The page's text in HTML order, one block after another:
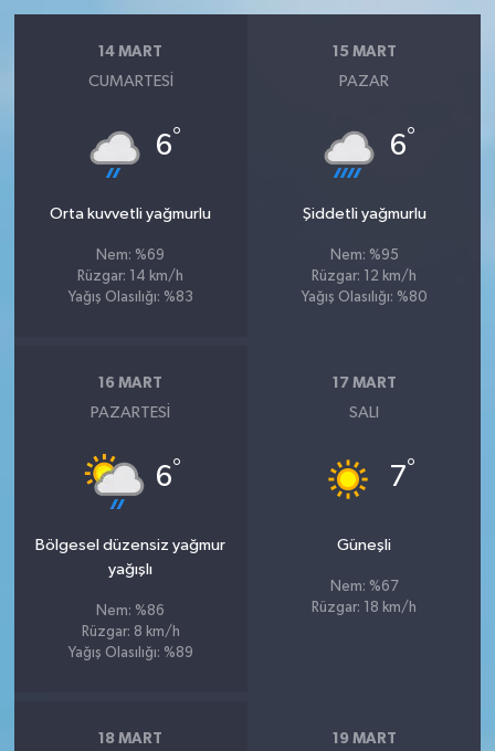
14 MART
CUMARTESI
6°
Orta kuvvetli yağmurlu
Nem: %69
Rüzgar: 14 km/h
Yağış Olasılığı: %83
15 MART
PAZAR
6°
Şiddetli yağmurlu
Nem: %95
Rüzgar: 12 km/h
Yağış Olasılığı: %80
16 MART
PAZARTESI
6°
Bölgesel düzensiz yağmur
yağışlı
Nem: %86
Rüzgar: 8 km/h
Yağış Olasılığı: %89
17 MART
SALI
7°
Güneşli
Nem: %67
Rüzgar: 18 km/h
18 MART 19 MART